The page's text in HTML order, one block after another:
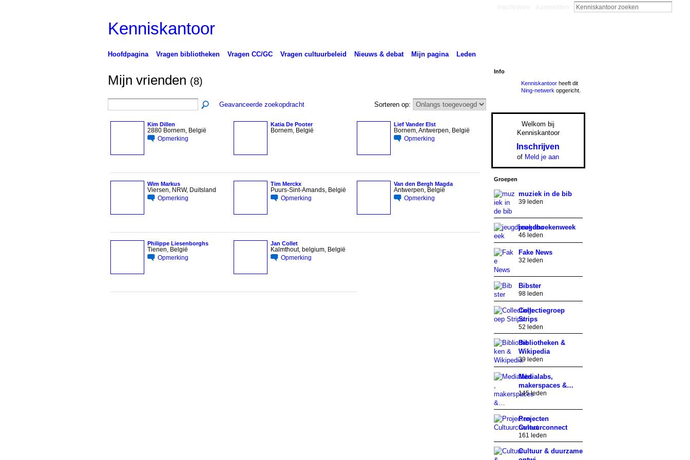
Kenniskantoor
Hoofdpagina Vragen bibliotheken Vragen CC/GC Vragen cultuurbeleid Nieuws & debat Mijn pagina Leden
Mijn vrienden (8)
Geavanceerde zoekopdracht Sorteren op:
Kim Dillen
2880 Bornem, België
Opmerking
Katia De Pooter
Bornem, België
Lief Vander Elst
Bornem, Antwerpen, België
Opmerking
Wim Markus
Viersen, NRW, Duitsland
Opmerking
Tim Merckx
Puurs-Sint-Amands, België
Opmerking
Van den Bergh Magda
Antwerpen, België
Opmerking
Philippe Liesenborghs
Tienen, België
Opmerking
Jan Collet
Kalmthout, belgium, België
Opmerking
Info
Kenniskantoorheeft dit
Ning-netwerk opgericht.
Welkom bij
Kenniskantoor
Inschrijven
of Meld je aan
Groepen
muziek in de bib
39 leden
jeugdboekenweek
46 leden
Fake News
32 leden
Bibster
98 leden
Collectiegroep
Strips
52 leden
Bibliotheken &
Wikipedia
39 leden
Medialabs,
makerspaces &…
145 leden
Projecten
Cultuurconnect
161 leden
Cultuur & duurzame